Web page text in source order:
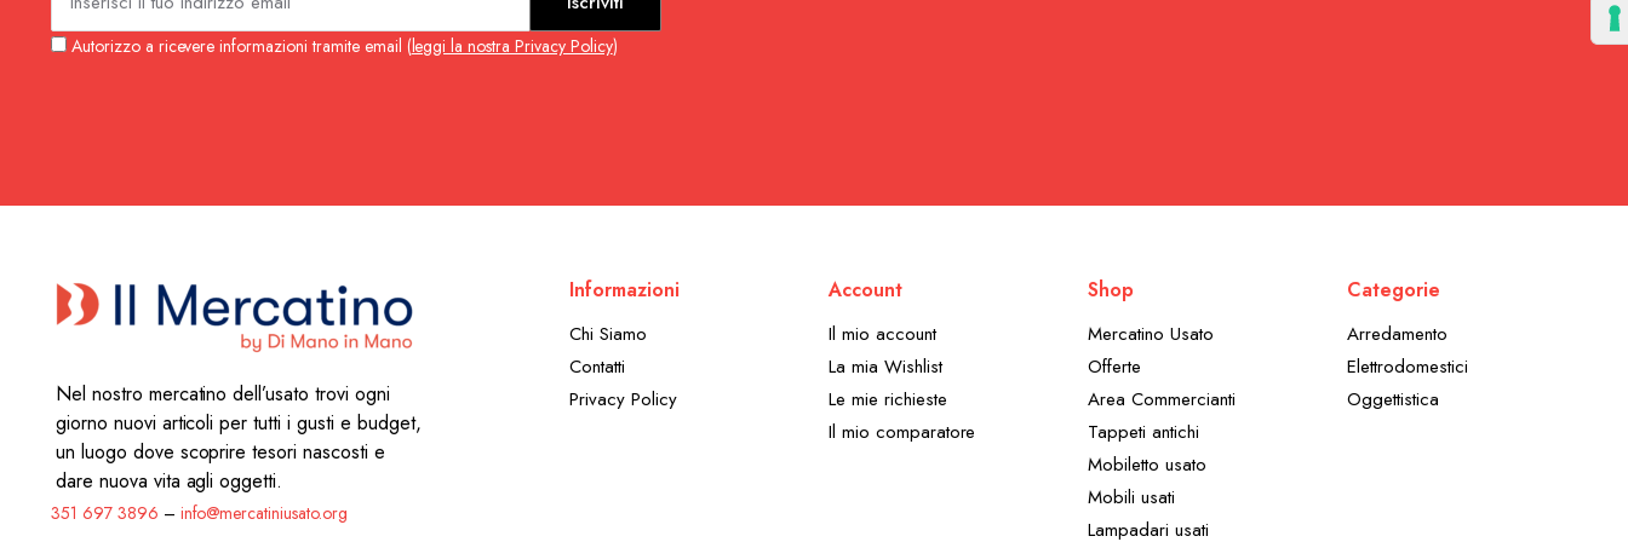
Autorizzo a ricevere informazioni tramite email (leggi la nostra Privacy Policy)
Nel nostro mercatino dell’usato trovi ogni
giorno nuovi articoli per tutti i gusti e budget,
un luogo dove scoprire tesori nascosti e
dare nuova vita agli oggetti.
351 697 3896 – info@mercatiniusato.org
Informazioni
Chi Siamo
Contatti
Privacy Policy
Account
Il mio account
La mia Wishlist
Le mie richieste
Il mio comparatore
Shop
Mercatino Usato
Offerte
Area Commercianti
Tappeti antichi
Mobiletto usato
Mobili usati
Lampadari usati
Categorie
Arredamento
Elettrodomestici
Oggettistica